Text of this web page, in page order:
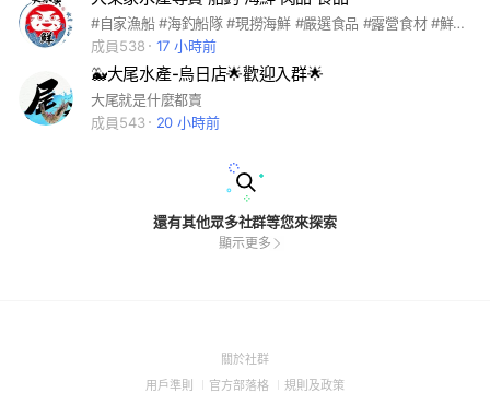
#自家漁船 #海釣船隊 #現撈海鮮 #嚴選食品 #露營食材 #鮮凍肉品 #即時料理包 #烤肉食材 地址：台中市霧峰區樹仁路191號 官方line:@dadonggu168
成員538
17 小時前
🐳大尾水產-烏日店🌟歡迎入群🌟
大尾就是什麼都賣
成員543
20 小時前
還有其他眾多社群等您來探索
顯示更多
關於社群(Open
用戶準則 (Open
官方部落格 (Open
規則及政策(Open